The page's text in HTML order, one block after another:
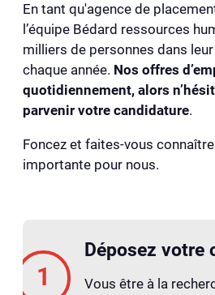
En tant qu'agence de
l’équipe Bédard ressources
milliers de personnes dans
chaque année. Nos offres
quotidiennement, alors
parvenir votre candidature.
Foncez et faites-vous
importante pour nous.
Déposez votre
Vous être à la